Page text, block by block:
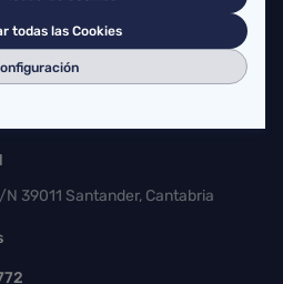
Cantabria
39011 Santander, Cantabria
todas las Cookies